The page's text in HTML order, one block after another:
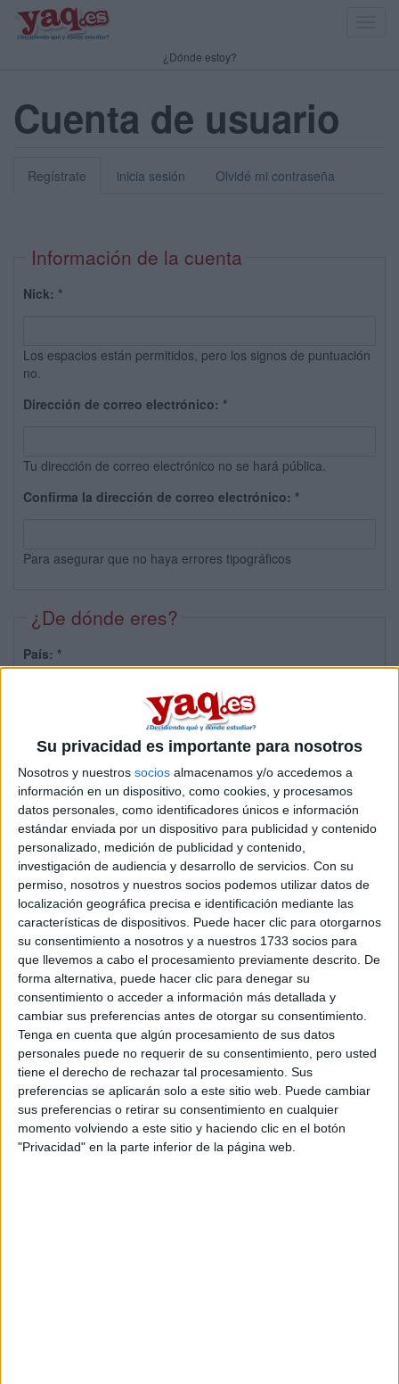
Su privacidad es importante para nosotros
Nosotros y nuestros socios almacenamos y/o accedemos a
información en un dispositivo, como cookies, y procesamos
datos personales, como identificadores únicos e información
estándar enviada por un dispositivo para publicidad y contenido
personalizado, medición de publicidad y contenido,
investigación de audiencia y desarrollo de servicios. Con su
permiso, nosotros y nuestros socios podemos utilizar datos de
localización geográfica precisa e identificación mediante las
características de dispositivos. Puede hacer clic para otorgarnos
su consentimiento a nosotros y a nuestros 1733 socios para
que llevemos a cabo el procesamiento previamente descrito. De
forma alternativa, puede hacer clic para denegar su
consentimiento o acceder a información más detallada y
cambiar sus preferencias antes de otorgar su consentimiento.
Tenga en cuenta que algún procesamiento de sus datos
personales puede no requerir de su consentimiento, pero usted
tiene el derecho de rechazar tal procesamiento. Sus
preferencias se aplicarán solo a este sitio web. Puede cambiar
sus preferencias o retirar su consentimiento en cualquier
momento volviendo a este sitio y haciendo clic en el botón
"Privacidad" en la parte inferior de la página web.
¿Dónde estoy?
Cuenta de usuario
Regístrate inicia sesión Olvidé mi contraseña
Información de la cuenta
Nick: *
Los espacios están permitidos, pero los signos de puntuación
no.
Dirección de correo electrónico: *
Tu dirección de correo electrónico no se hará pública.
Confirma la dirección de correo electrónico: *
Para asegurar que no haya errores tipográficos
¿De dónde eres?
País: *
Sobre ti
Soy:*
Chico
Chica
¿En qué año terminas (o terminaste) bachillerato o FP?
Soy estudiante de:*
Términos y Condiciones de Uso
Aceptolos Términos y Condicionesde uso*